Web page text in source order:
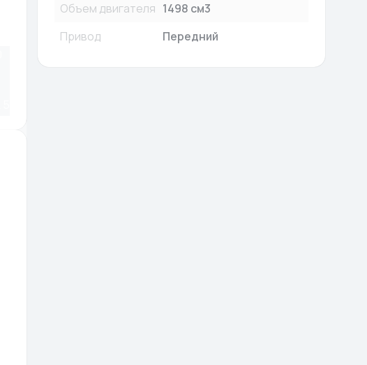
Объем двигателя 1498 см3
Привод
Передний